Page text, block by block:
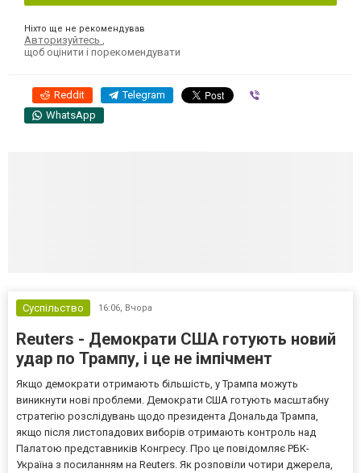
Ніхто ще не рекомендував
Авторизуйтесь
щоб оцінити і порекомендувати
Reddit Telegram
WhatsApp
Суспільство 16:06, Вчора
Reuters - Демократи США готують новий
удар по Трампу, і це не імпічмент
Якщо демократи отримають більшість, у Трампа можуть
виникнути нові проблеми. Демократи США готують масштабну
стратегію розслідувань щодо президента Дональда Трампа,
якщо після листопадових виборів отримають контроль над
Палатою представників Конгресу. Про це повідомляє РБК-
Україна з посиланням на Reuters. Як розповіли чотири джерела,